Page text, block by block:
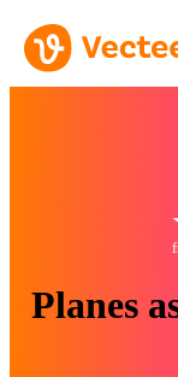
Planes